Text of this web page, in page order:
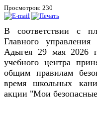
Просмотров: 230
В соответствии с
Главного
Адыгея 29 мая 2026
учебного центра
общим правилам
время школьных
акции "Мои